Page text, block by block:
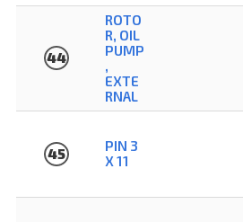
44
ROTO
R, OIL
PUMP
,
EXTE
RNAL
45
PIN 3
X 11